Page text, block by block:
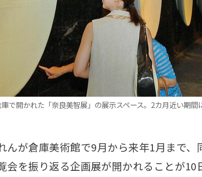
で開かれた「奈良美智展」の展示スペース。2カ月近い期間
が倉庫美術館で9月から来年1月まで、
会を振り返る企画展が開かれることが10